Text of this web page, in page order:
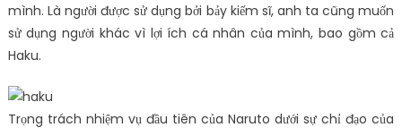
mình. Là người được sử dụng bởi bảy kiếm sĩ, anh ta cũng muốn
sử dụng người khác vì lợi ích cá nhân của mình, bao gồm cả
Haku.
Trọng trách nhiệm vụ đầu tiên của Naruto dưới sự chỉ đạo của